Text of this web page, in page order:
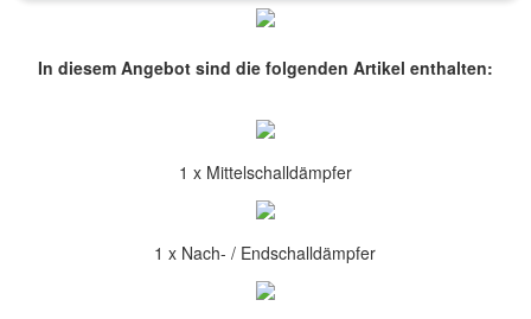
In diesem Angebot sind die folgenden Artikel enthalten:
1 x Mittelschalldämpfer
1 x Nach- / Endschalldämpfer